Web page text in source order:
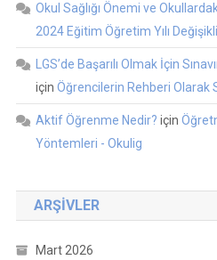
Okul Sağlığı Önemi ve
2024 Eğitim Öğretim Yılı
LGS’de Başarılı Olmak İçin
için Öğrencilerin Rehberi Olarak
Aktif Öğrenme Nedir? için
Yöntemleri - Okulig
ARŞIVLER
Mart 2026